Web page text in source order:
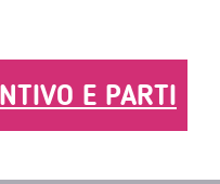
E PARTI